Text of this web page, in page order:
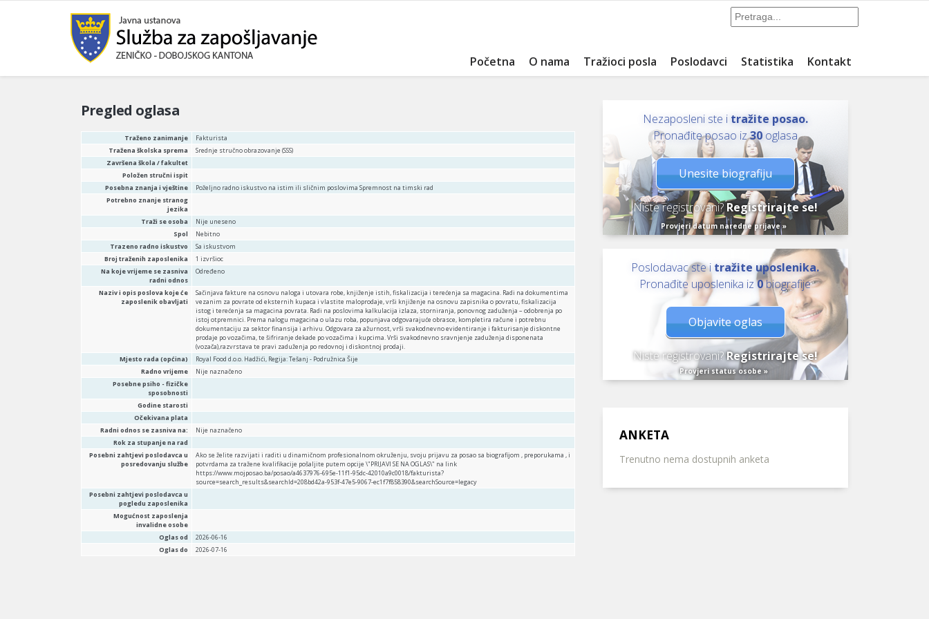
Početna O nama Tražioci posla Poslodavci Statistika Kontakt
Pregled oglasa
Traženo zanimanje
Fakturista
Tražena školska sprema
Srednje stručno obrazovanje (SSS)
Završena škola / fakultet
Položen stručni ispit
Posebna znanja i vještine
Poželjno radno iskustvo na istim ili sličnim poslovima Spremnost na timski rad
Potrebno znanje stranog
jezika
Traži se osoba
Nije uneseno
Spol
Nebitno
Trazeno radno iskustvo
Sa iskustvom
Broj traženih zaposlenika
1 izvršioc
Na koje vrijeme se zasniva
radni odnos
Određeno
Naziv i opis poslova koje će
zaposlenik obavljati
Sačinjava fakture na osnovu naloga i utovara robe, knjiženje istih, fiskalizacija i terećenja sa magacina. Radi na dokumentima
vezanim za povrate od eksternih kupaca i vlastite maloprodaje, vrši knjiženje na osnovu zapisnika o povratu, fiskalizacija
istog i terećenja sa magacina povrata. Radi na poslovima kalkulacija izlaza, storniranja, ponovnog zaduženja – odobrenja po
istoj otpremnici. Prema nalogu magacina o ulazu roba, popunjava odgovarajuće obrasce, kompletira račune i potrebnu
dokumentaciju za sektor finansija i arhivu. Odgovara za ažurnost, vrši svakodnevno evidentiranje i fakturisanje diskontne
prodaje po vozačima, te šifriranje dekade po vozačima i kupcima. Vrši svakodnevno sravnjenje zaduženja disponenata
(vozača),razvrstava te pravi zaduženja po redovnoj i diskontnoj prodaji.
Mjesto rada (općina)
Royal Food d.o.o. Hadžići, Regija: Tešanj - Podružnica Šije
Radno vrijeme
Nije naznačeno
Posebne psiho - fizičke
sposobnosti
Godine starosti
Očekivana plata
Radni odnos se zasniva na:
Nije naznačeno
Rok za stupanje na rad
Posebni zahtjevi poslodavca u
posredovanju službe
Ako se želite razvijati i raditi u dinamičnom profesionalnom okruženju, svoju prijavu za posao sa biografijom , preporukama , i
potvrdama za tražene kvalifikacije pošaljite putem opcije \"PRIJAVI SE NA OGLAS\" na link
https://www.mojposao.ba/posao/a4637976-695e-11f1-95dc-42010a9c0018/fakturista?
source=search_results&searchId=208bd42a-953f-47e5-9067-ec1f7f858390&searchSource=legacy
Posebni zahtjevi poslodavca u
pogledu zaposlenika
Mogućnost zaposlenja
invalidne osobe
Oglas od
2026-06-16
Oglas do
2026-07-16
Nezaposleni ste i tražite posao.
Pronađite posao iz30oglasa
Unesite biografiju
Niste registrovani? Registrirajte se!
Provjeri datum naredne prijave »
Poslodavac ste i tražite uposlenika.
Pronađite uposlenika iz0biografije
Objavite oglas
Niste registrovani?Registrirajte se!
Provjeri status osobe »
ANKETA
Trenutno nema dostupnih anketa